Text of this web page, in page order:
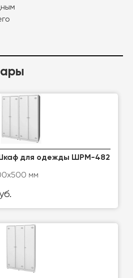
для одежды ШРМ-482
мм